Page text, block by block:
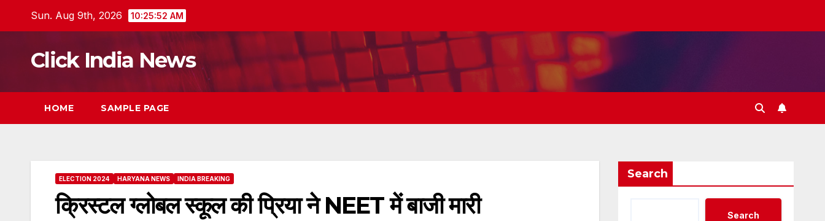
Sun. Aug 9th, 2026 10:25:53 AM
Click India News
HOME SAMPLE PAGE
ELECTION 2024 HARYANA NEWS INDIA BREAKING
क्रिस्टल ग्लोबल स्कूल की प्रिया ने NEET में बाजी मारी
Search
Search